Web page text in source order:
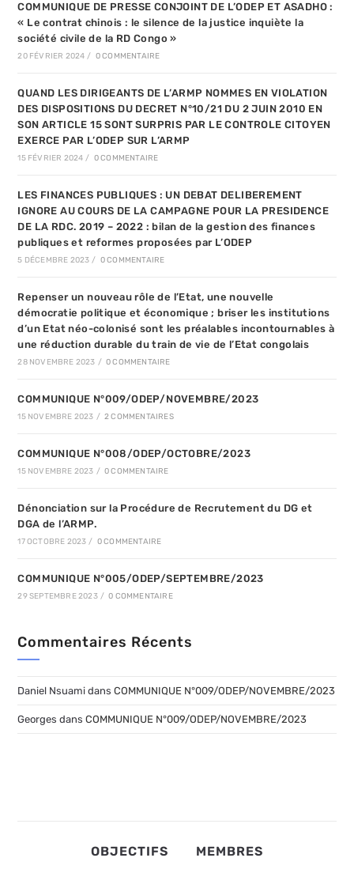
COMMUNIQUE DE PRESSE CONJOINT DE L’ODEP ET ASADHO :
« Le contrat chinois : le silence de la justice inquiète la
société civile de la RD Congo »
20 FÉVRIER 2024 / 0 COMMENTAIRE
QUAND LES DIRIGEANTS DE L’ARMP NOMMES EN VIOLATION
DES DISPOSITIONS DU DECRET N°10/21 DU 2 JUIN 2010 EN
SON ARTICLE 15 SONT SURPRIS PAR LE CONTROLE CITOYEN
EXERCE PAR L’ODEP SUR L’ARMP
15 FÉVRIER 2024 / 0 COMMENTAIRE
LES FINANCES PUBLIQUES : UN DEBAT DELIBEREMENT
IGNORE AU COURS DE LA CAMPAGNE POUR LA PRESIDENCE
DE LA RDC. 2019 – 2022 : bilan de la gestion des finances
publiques et reformes proposées par L’ODEP
5 DÉCEMBRE 2023 / 0 COMMENTAIRE
Repenser un nouveau rôle de l’Etat, une nouvelle
démocratie politique et économique ; briser les institutions
d’un Etat néo-colonisé sont les préalables incontournables à
une réduction durable du train de vie de l’Etat congolais
28 NOVEMBRE 2023 / 0 COMMENTAIRE
COMMUNIQUE N°009/ODEP/NOVEMBRE/2023
15 NOVEMBRE 2023 / 2 COMMENTAIRES
COMMUNIQUE N°008/ODEP/OCTOBRE/2023
15 NOVEMBRE 2023 / 0 COMMENTAIRE
Dénonciation sur la Procédure de Recrutement du DG et
DGA de l’ARMP.
17 OCTOBRE 2023 / 0 COMMENTAIRE
COMMUNIQUE N°005/ODEP/SEPTEMBRE/2023
29 SEPTEMBRE 2023 / 0 COMMENTAIRE
Commentaires Récents
Daniel Nsuami dansCOMMUNIQUE N°009/ODEP/NOVEMBRE/2023
Georges dansCOMMUNIQUE N°009/ODEP/NOVEMBRE/2023
OBJECTIFS MEMBRES